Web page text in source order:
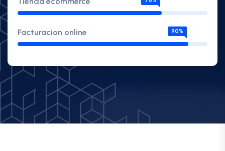
Facturacion online 90%